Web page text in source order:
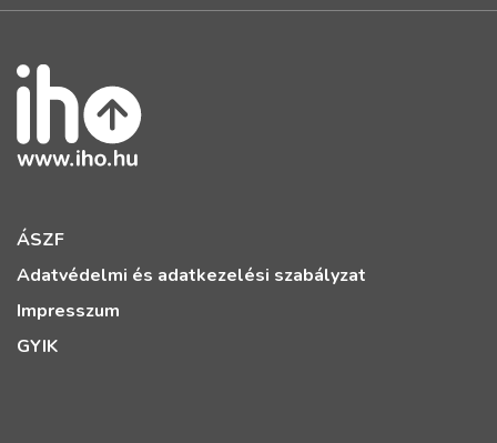
ÁSZF
Adatvédelmi és adatkezelési szabályzat
Impresszum
GYIK